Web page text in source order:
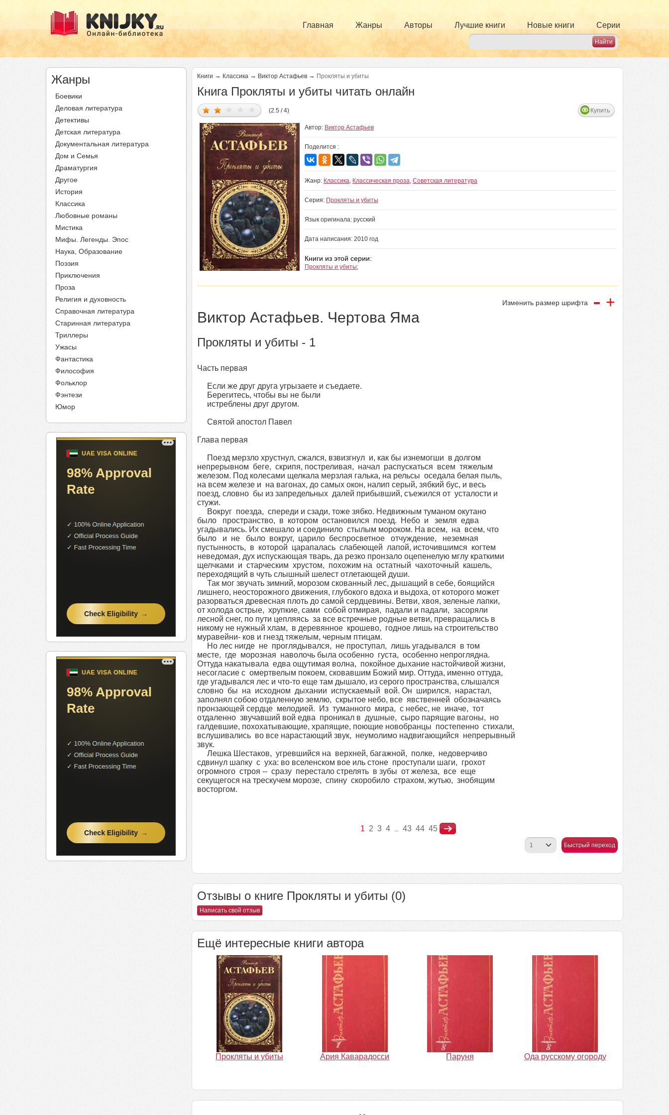
Главная Жанры Авторы Лучшие книги Новые книги Серии
Жанры
Боевики
Деловая литература
Детективы
Детская литература
Документальная литература
Дом и Семья
Драматургия
Другое
История
Классика
Любовные романы
Мистика
Мифы. Легенды. Эпос
Наука, Образование
Поэзия
Приключения
Проза
Религия и духовность
Справочная литература
Старинная литература
Триллеры
Ужасы
Фантастика
Философия
Фольклор
Фэнтези
Юмор
Книги → Классика → Виктор Астафьев → Прокляты и убиты
Книга Прокляты и убиты читать онлайн
(2.5 / 4) Купить
Автор: Виктор Астафьев
Поделится :
Жанр: Классика, Классическая проза, Советская литература
Серия: Прокляты и убиты
Язык оригинала: русский
Дата написания: 2010 год
Книги из этой серии:
Прокляты и убиты;
Изменить размер шрифта - +
Виктор Астафьев. Чертова Яма
Прокляты и убиты - 1
Часть первая
Если же друг друга угрызаете и съедаете.
Берегитесь, чтобы вы не были
истреблены друг другом.
Святой апостол Павел
Глава первая
Поезд мерзло хрустнул, сжался, взвизгнул и, как бы изнемогши в долгом
непрерывном беге, скрипя, постреливая, начал распускаться всем тяжелым
железом. Под колесами щелкала мерзлая галька, на рельсы оседала белая пыль,
на всем железе и на вагонах, до самых окон, налип серый, зябкий бус, и весь
поезд, словно бы из запредельных далей прибывший, съежился от усталости и
стужи.
Вокруг поезда, спереди и сзади, тоже зябко. Недвижным туманом окутано
было пространство, в котором остановился поезд. Небо и земля едва
угадывались. Их смешало и соединило стылым мороком. На всем, на всем, что
было и не было вокруг, царило беспросветное отчуждение, неземная
пустынность, в которой царапалась слабеющей лапой, источившимся когтем
неведомая, дух испускающая тварь, да резко пронзало оцепенелую мглу краткими
щелчками и старческим хрустом, похожим на остатный чахоточный кашель,
переходящий в чуть слышный шелест отлетающей души.
Так мог звучать зимний, морозом скованный лес, дышащий в себе, боящийся
лишнего, неосторожного движения, глубокого вдоха и выдоха, от которого может
разорваться древесная плоть до самой сердцевины. Ветви, хвоя, зеленые лапки,
от холода острые, хрупкие, сами собой отмирая, падали и падали, засоряли
лесной снег, по пути цепляясь за все встречные родные ветви, превращались в
никому не нужный хлам, в деревянное крошево, годное лишь на строительство
муравейни- ков и гнезд тяжелым, черным птицам.
Но лес нигде не проглядывался, не проступал, лишь угадывался в том
месте, где морозная наволочь была особенно густа, особенно непроглядна.
Оттуда накатывала едва ощутимая волна, покойное дыхание настойчивой жизни,
несогласие с омертвелым покоем, сковавшим Божий мир. Оттуда, именно оттуда,
где угадывался лес и что-то еще там дышало, из серого пространства, слышался
словно бы на исходном дыхании испускаемый вой. Он ширился, нарастал,
заполнял собою отдаленную землю, скрытое небо, все явственней обозначаясь
пронзающей сердце мелодией. Из туманного мира, с небес, не иначе, тот
отдаленно звучавший вой едва проникал в душные, сыро парящие вагоны, но
галдевшие, похохатывающие, храпящие, поющие новобранцы постепенно стихали,
вслушивались во все нарастающий звук, неумолимо надвигающийся непрерывный
звук.
Лешка Шестаков, угревшийся на верхней, багажной, полке, недоверчиво
сдвинул шапку с уха: во вселенском вое иль стоне проступали шаги, грохот
огромного строя -- сразу перестало стрелять в зубы от железа, все еще
секущегося на трескучем морозе, спину скоробило страхом, жутью, знобящим
восторгом.
1 2 3 4 ... 43 44 45
Быстрый переход
Отзывы о книге Прокляты и убиты (0)
Написать свой отзыв
Ещё интересные книги автора
Прокляты и убиты Ария Каварадосси Паруня Ода русскому огороду